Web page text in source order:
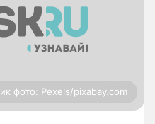
фото: Pexels/pixabay.com